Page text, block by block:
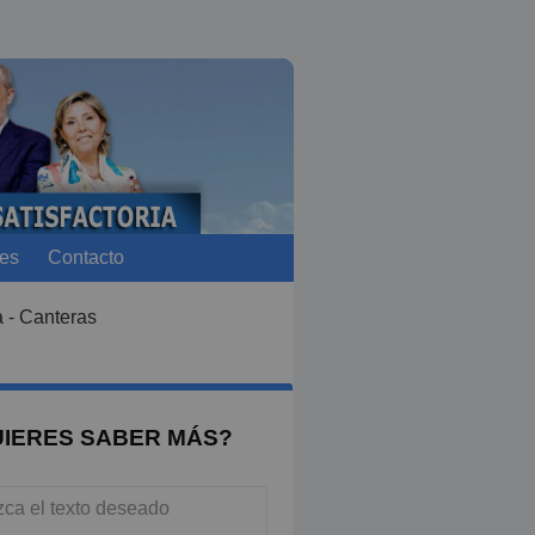
Contacto
- Canteras
SABER MÁS?